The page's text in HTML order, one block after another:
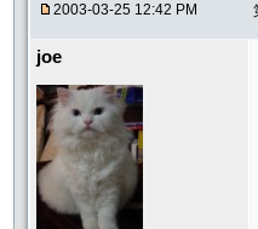
2003-03-25 12:42 PM
joe